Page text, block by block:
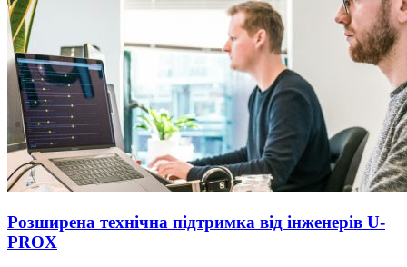
Розширена технічна підтримка від інженерів U-
PROX